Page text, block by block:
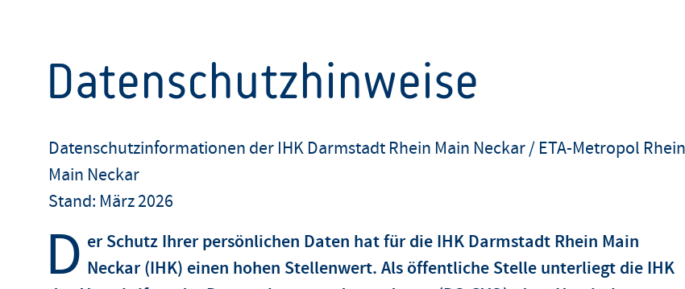
Datenschutzhinweise
Datenschutzinformationen der IHK Darmstadt Rhein Main Neckar / ETA-Metropol Rhein
Main Neckar
Stand: März 2026
D er Schutz Ihrer persönlichen Daten hat für die IHK Darmstadt Rhein Main
Neckar (IHK) einen hohen Stellenwert. Als öffentliche Stelle unterliegt die IHK